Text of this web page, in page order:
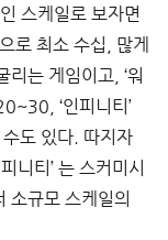
스케일로 보자면
로 최소 수십
많게
리는 게임이고 , ‘워
‘인피니티 ’
도 있다. 따지자
니티 ’ 는 스커미시
소규모 스케일의